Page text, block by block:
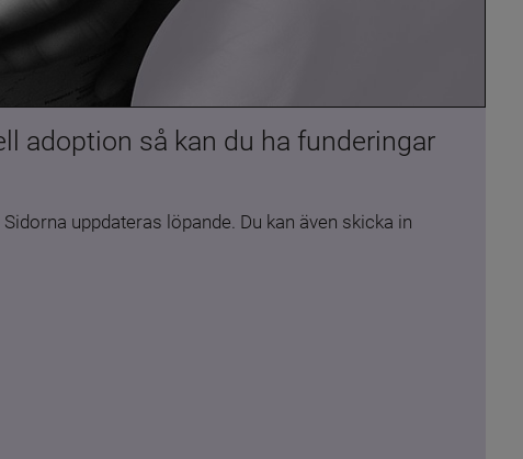
adoption så kan du ha funderingar
uppdateras löpande. Du kan även skicka in